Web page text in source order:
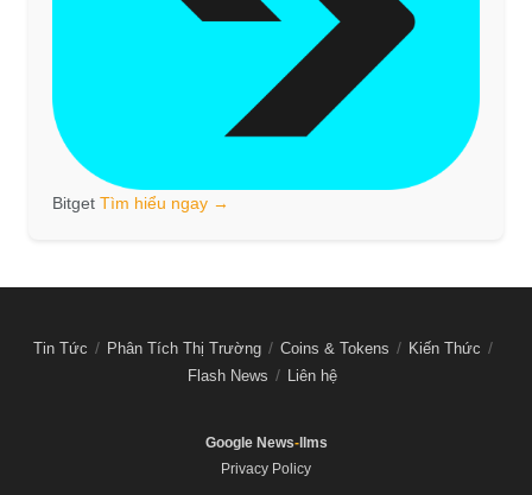
Bitget Tìm hiểu ngay →
Tin Tức Phân Tích Thị Trường Coins & Tokens
Kiến Thức
Flash News
Liên hệ
Google News-llms
Privacy Policy